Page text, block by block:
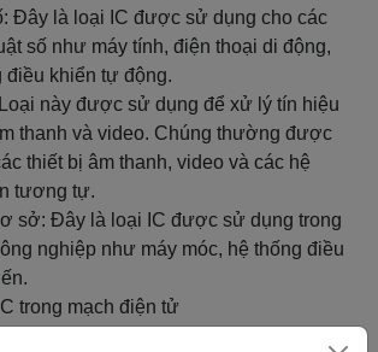
Đây là loại IC được sử dụng cho các
số như máy tính, điện thoại di động,
điều khiển tự động.
này được sử dụng để xử lý tín hiệu
thanh và video. Chúng thường được
thiết bị âm thanh, video và các hệ
tương tự.
sở: Đây là loại IC được sử dụng trong
nghiệp như máy móc, hệ thống điều
trong mạch điện tử